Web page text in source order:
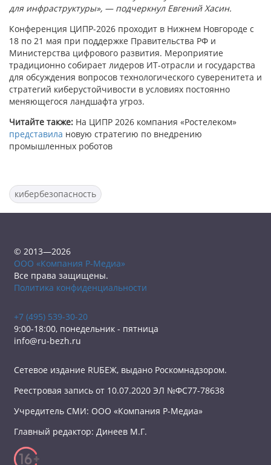
для инфраструктуры», — подчеркнул Евгений Хасин.
Конференция ЦИПР-2026 проходит в Нижнем Новгороде с
18 по 21 мая при поддержке Правительства РФ и
Министерства цифрового развития. Мероприятие
традиционно собирает лидеров ИТ-отрасли и государства
для обсуждения вопросов технологического суверенитета и
стратегий киберустойчивости в условиях постоянно
меняющегося ландшафта угроз.
Читайте также: На ЦИПР 2026 компания «Ростелеком»
представила новую стратегию по внедрению
промышленных роботов
кибербезопасность
© 2013—2026
ООО «Компания Р-Медиа»
Все права защищены.
Политика конфиденциальности
+7 (495) 539-30-20
9:00-18:00, понедельник - пятница
info@ru-bezh.ru
Сетевое издание RUБЕЖ, выдано Роскомнадзором.
Реестровая запись от 10.07.2020 ЭЛ №ФС77-78638
Учредитель СМИ: ООО «Компания Р-Медиа»
Главный редактор: Динеев М.Г.